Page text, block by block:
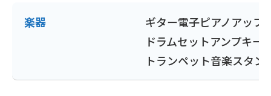
楽器 ギター電子ピアノアップ
ドラムセットアンプキー
トランペット音楽スタン